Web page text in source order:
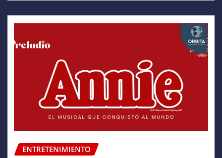
ENTRETENIMIENTO